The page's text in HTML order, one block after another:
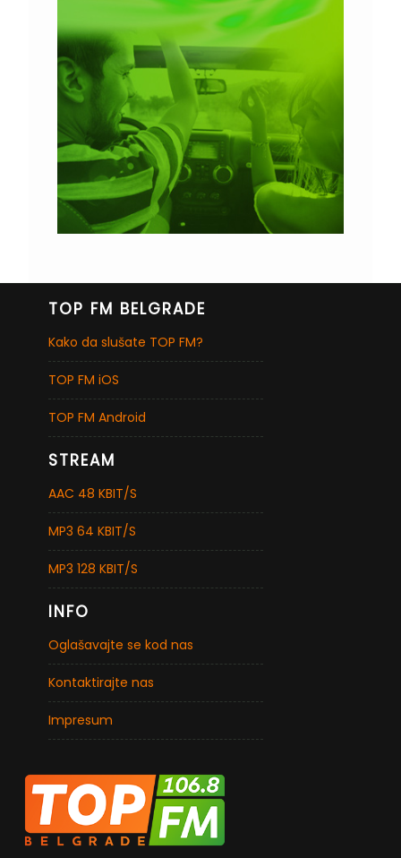
TOP FM BELGRADE
Kako da slušate TOP FM?
TOP FM iOS
TOP FM Android
STREAM
AAC 48 KBIT/S
MP3 64 KBIT/S
MP3 128 KBIT/S
INFO
Oglašavajte se kod nas
Kontaktirajte nas
Impresum